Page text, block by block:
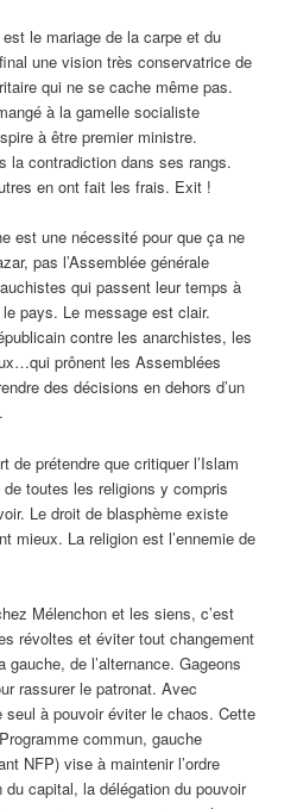
le mariage de la carpe et du
une vision très conservatrice de
qui ne se cache même pas.
à la gamelle socialiste
à être premier ministre.
la contradiction dans ses rangs.
en ont fait les frais. Exit !
est une nécessité pour que ça ne
pas l’Assemblée générale
qui passent leur temps à
pays. Le message est clair.
contre les anarchistes, les
prônent les Assemblées
des décisions en dehors d’un
de prétendre que critiquer l’Islam
toutes les religions y compris
Le droit de blasphème existe
mieux. La religion est l’ennemie de
Mélenchon et les siens, c’est
révoltes et éviter tout changement
gauche, de l’alternance. Gageons
rassurer le patronat. Avec
seul à pouvoir éviter le chaos. Cette
commun, gauche
NFP) vise à maintenir l’ordre
capital, la délégation du pouvoir